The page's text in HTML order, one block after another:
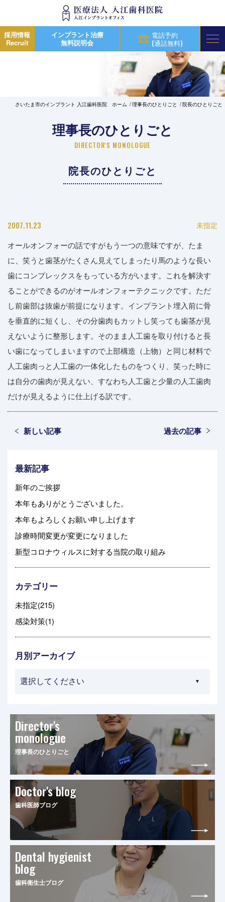
採用情報
Recruit
インプラント治療
無料説明会
電話予約
(通話無料)
さいたま市のインプラント 入江歯科医院 ホーム 理事長のひとりごと 院長のひとりごと
理事長のひとりごと
DIRECTOR'S MONOLOGUE
院長のひとりごと
2007.11.23 未指定
オールオンフォーの話ですがもう一つの意味ですが、たま
に、笑うと歯茎がたくさん見えてしまったり馬のような長い
歯にコンプレックスをもっている方がいます。これを解決す
ることができるのがオールオンフォーテクニックです。ただ
し前歯部は抜歯が前提になります。インプラント埋入前に骨
を垂直的に短くし、その分歯肉もカットし笑っても歯茎が見
えないように整形します。そのまま人工歯を取り付けると長
い歯になってしまいますので上部構造（上物）と同じ材料で
人工歯肉っと人工歯の一体化したものをつくり、笑った時に
は自分の歯肉が見えない、すなわち人工歯と少量の人工歯肉
だけが見えるように仕上げる訳です。
新しい記事 過去の記事
最新記事
新年のご挨拶
本年もありがとうございました。
本年もよろしくお願い申し上げます
診療時間変更が変更になりました
新型コロナウィルスに対する当院の取り組み
カテゴリー
未指定(215)
感染対策(1)
月別アーカイブ
Director's
monologue
理事長のひとりごと
Doctor's blog
歯科医師ブログ
Dental hygienist
blog
歯科衛生士ブログ